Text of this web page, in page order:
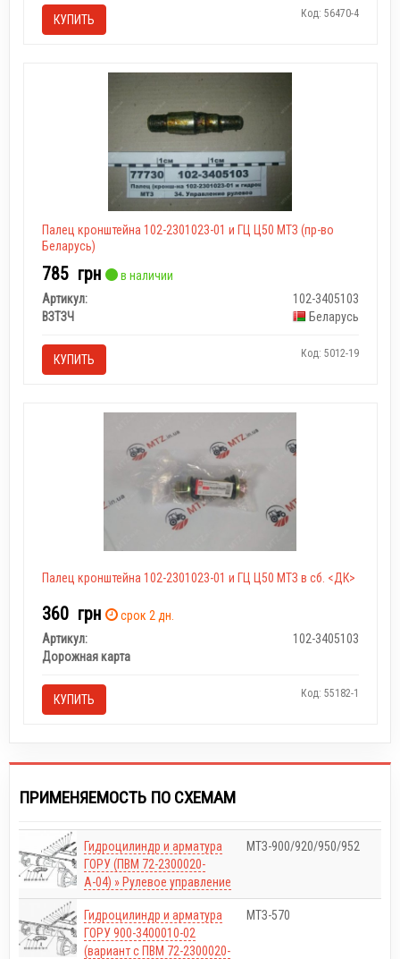
КУПИТЬ Код: 56470-4
Палец кронштейна 102-2301023-01 и ГЦ Ц50 МТЗ (пр-во
Беларусь)
785 грн
в наличии
Артикул:
102-3405103
ВЗТЗЧ
Беларусь
КУПИТЬ Код: 5012-19
Палец кронштейна 102-2301023-01 и ГЦ Ц50 МТЗ в сб. <ДК>
360 грн
срок 2 дн.
Артикул:
102-3405103
Дорожная карта
КУПИТЬ Код: 55182-1
ПРИМЕНЯЕМОСТЬ ПО СХЕМАМ
Гидроцилиндр и арматура
ГОРУ (ПВМ 72-2300020-
А-04) » Рулевое управление
МТЗ-900/920/950/952
Гидроцилиндр и арматура
ГОРУ 900-3400010-02
(вариант с ПВМ 72-2300020-
МТЗ-570